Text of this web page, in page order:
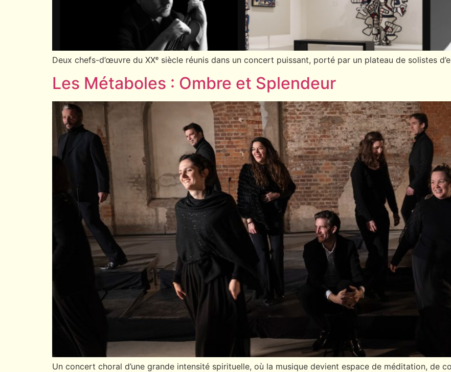
Deux chefs-d’œuvre du XXᵉ siècle réunis dans un concert puissant, porté par un plateau de solistes
Les Métaboles : Ombre et Splendeur
Un concert choral d’une grande intensité spirituelle, où la musique devient espace de méditation, de